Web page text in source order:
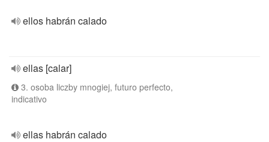
ellos habrán calado
ellas [calar]
3. osoba liczby mnogiej, futuro perfecto,
indicativo
ellas habrán calado